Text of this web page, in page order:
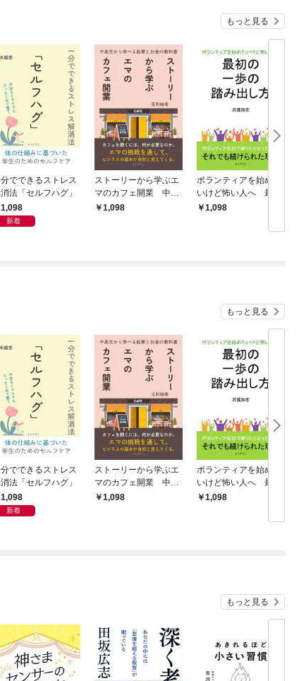
もっと見る
でできるストレス
法「セルフハグ」
1,098
新着
ストーリーから学ぶエ
マのカフェ開業 中高
生から学べる起業とお
1,098
ボランティアを始めた
いけど怖い人へ 最初
の一歩の踏み出し方
1,098
もっと見る
でできるストレス
法「セルフハグ」
1,098
新着
ストーリーから学ぶエ
マのカフェ開業 中高
生から学べる起業とお
1,098
ボランティアを始めた
いけど怖い人へ 最初
の一歩の踏み出し方
1,098
もっと見る